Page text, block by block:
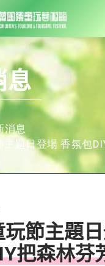
息
消息
題日登場 香氛包
玩節主題
把森林芬